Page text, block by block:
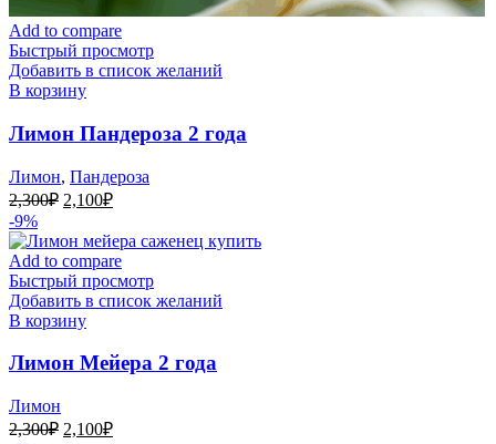
Add to compare
Быстрый просмотр
Добавить в список желаний
В корзину
Лимон Пандероза 2 года
Лимон, Пандероза
2,300₽ Первоначальная
составляла
2,300₽.
2,100₽Текущая
2,100₽.
-9%
Add to compare
Быстрый просмотр
Добавить в список желаний
В корзину
Лимон Мейера 2 года
Лимон
2,300₽ Первоначальная
2,100₽Текущая